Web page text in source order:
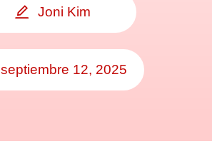
Joni Kim
septiembre 12, 2025